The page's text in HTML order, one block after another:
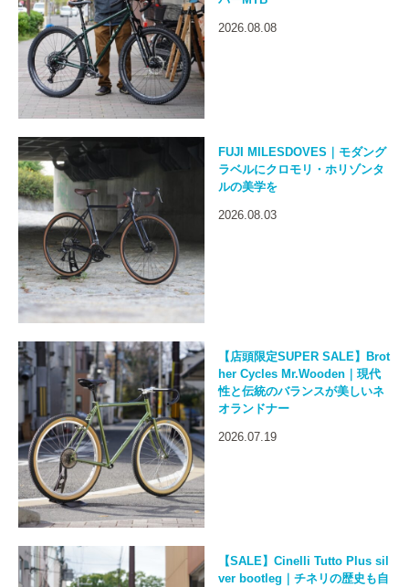
2026.08.08
FUJI MILESDOVES｜モダング
ラベルにクロモリ・ホリゾンタ
ルの美学を
2026.08.03
【店頭限定SUPER SALE】Brot
her Cycles Mr.Wooden｜現代
性と伝統のバランスが美しいネ
オランドナー
2026.07.19
【SALE】Cinelli Tutto Plus sil
ver bootleg｜チネリの歴史も自